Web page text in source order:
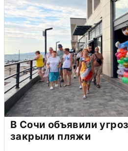
В Сочи объявили
закрыли пляжи